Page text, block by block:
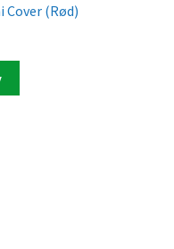
Cover (Rød)